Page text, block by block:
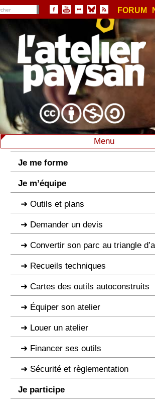
FORUM
Menu
Je me forme
Je m’équipe
Outils et plans
Demander un devis
Convertir son parc au triangle
Recueils techniques
Cartes des outils autoconstruits
Équiper son atelier
Louer un atelier
Financer ses outils
Sécurité et règlementation
Je participe